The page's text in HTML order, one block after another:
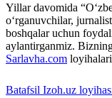
Yillar davomida
o‘rganuvchilar,
boshqalar uchun
aylantirganmiz.
Sarlavha.com
Batafsil Izoh.uz